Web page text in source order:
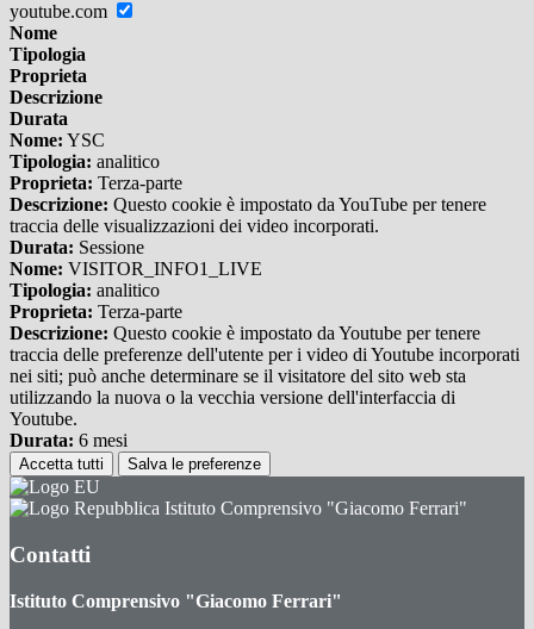
youtube.com
Nome
Tipologia
Proprieta
Descrizione
Durata
Nome: YSC
Tipologia: analitico
Proprieta: Terza-parte
Descrizione: Questo cookie è impostato da YouTube per tenere
traccia delle visualizzazioni dei video incorporati.
Durata: Sessione
Nome: VISITOR_INFO1_LIVE
Tipologia: analitico
Proprieta: Terza-parte
Descrizione: Questo cookie è impostato da Youtube per tenere
traccia delle preferenze dell'utente per i video di Youtube incorporati
nei siti; può anche determinare se il visitatore del sito web sta
utilizzando la nuova o la vecchia versione dell'interfaccia di
Youtube.
Durata: 6 mesi
Accetta tutti Salva le preferenze
Istituto Comprensivo "Giacomo Ferrari"
Contatti
Istituto Comprensivo "Giacomo Ferrari"